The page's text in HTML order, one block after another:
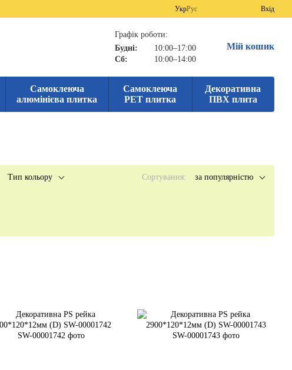
УкрРус Вхід
Графік роботи:
Будні:
10:00–17:00
Сб:
10:00–14:00
Мій кошик
Самоклеюча
алюмінієва плитка
Самоклеюча
PET плитка
Декоративна
ПВХ плита
Тип кольору Сортування: за популярністю